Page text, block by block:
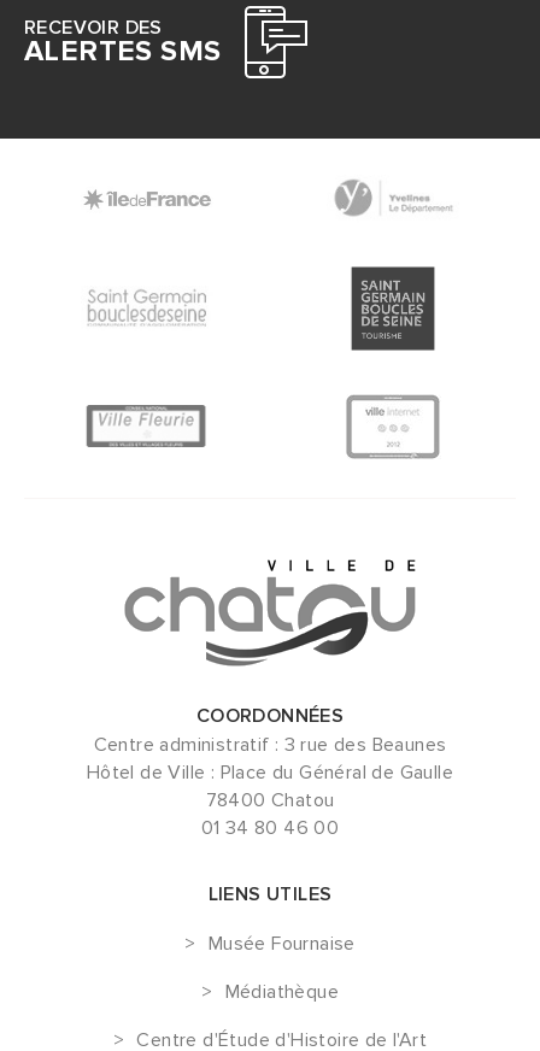
RECEVOIR DES
ALERTES SMS
COORDONNÉES
Centre administratif : 3 rue des Beaunes
Hôtel de Ville : Place du Général de Gaulle
78400 Chatou
01 34 80 46 00
LIENS UTILES
Musée Fournaise
Médiathèque
Centre d'Étude d'Histoire de l'Art